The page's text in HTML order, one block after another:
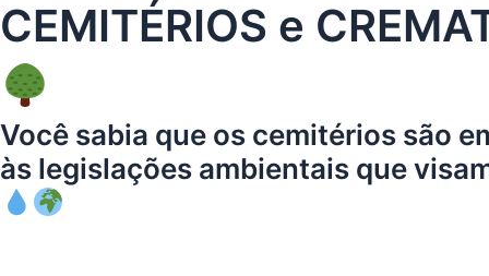
CEMITÉRIOS e
Você sabia que os cemitérios são
às legislações ambientais que